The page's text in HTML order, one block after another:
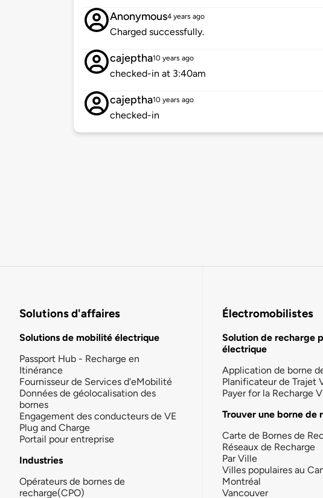
Anonymous4 years ago
Charged successfully.
cajeptha10 years ago
checked-in at 3:40am
cajeptha10 years ago
checked-in
Solutions d'affaires
Solutions de mobilité électrique
Passport Hub - Recharge en
Itinérance
Fournisseur de Services d'eMobilité
Données de géolocalisation des
bornes
Engagement des conducteurs de VE
Plug and Charge
Portail pour entreprise
Industries
Opérateurs de bornes de
recharge(CPO)
Électromobilistes
Solution de recharge
électrique
Application de borne
Planificateur de Trajet
Payer for la Recharge
Trouver une borne de
Carte de Bornes de
Réseaux de Recharge
Par Ville
Villes populaires au
Montréal
Vancouver